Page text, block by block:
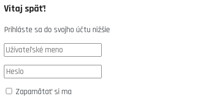
Vitaj späť!
Prihláste sa do svojho účtu nižšie
Zapamätať si ma